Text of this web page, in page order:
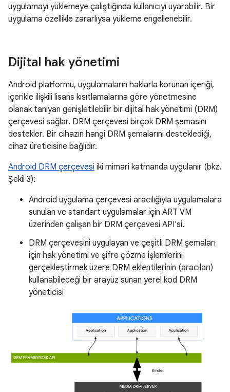
uygulamayı yüklemeye çalıştığında kullanıcıyı uyarabilir. Bir
uygulama özellikle zararlıysa yükleme engellenebilir.
Dijital hak yönetimi
Android platformu, uygulamaların haklarla korunan içeriği,
içerikle ilişkili lisans kısıtlamalarına göre yönetmesine
olanak tanıyan genişletilebilir bir dijital hak yönetimi (DRM)
çerçevesi sağlar. DRM çerçevesi birçok DRM şemasını
destekler. Bir cihazın hangi DRM şemalarını desteklediği,
cihaz üreticisine bağlıdır.
Android DRM çerçevesi iki mimari katmanda uygulanır (bkz.
Şekil 3):
Android uygulama çerçevesi aracılığıyla uygulamalara
sunulan ve standart uygulamalar için ART VM
üzerinden çalışan bir DRM çerçevesi API'si.
DRM çerçevesini uygulayan ve çeşitli DRM şemaları
için hak yönetimi ve şifre çözme işlemlerini
gerçekleştirmek üzere DRM eklentilerinin (aracıları)
kullanabileceği bir arayüz sunan yerel kod DRM
yöneticisi